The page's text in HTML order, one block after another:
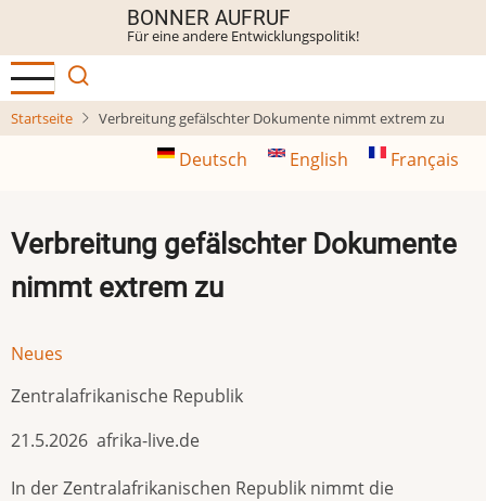
Inhalt
BONNER AUFRUF
Für eine andere Entwicklungspolitik!
Startseite Verbreitung gefälschter Dokumente nimmt extrem zu
Deutsch English Français
Verbreitung gefälschter Dokumente
nimmt extrem zu
Neues
Zentralafrikanische Republik
21.5.2026 afrika-live.de
In der Zentralafrikanischen Republik nimmt die